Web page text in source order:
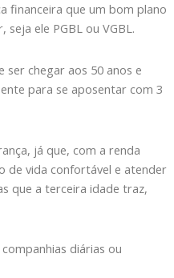
financeira que um bom plano
ele PGBL ou VGBL.
ser chegar aos 50 anos e
para se aposentar com 3
já que, com a renda
de vida confortável e atender
que a terceira idade traz,
diárias ou